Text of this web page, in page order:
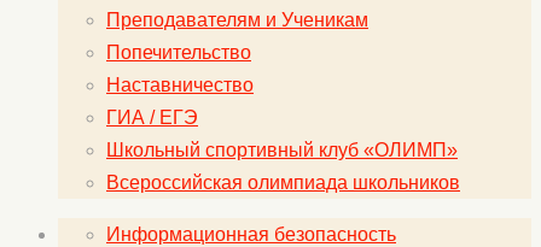
Преподавателям и Ученикам
Попечительство
Наставничество
ГИА / ЕГЭ
Школьный спортивный клуб «ОЛИМП»
Всероссийская олимпиада школьников
Информационная безопасность